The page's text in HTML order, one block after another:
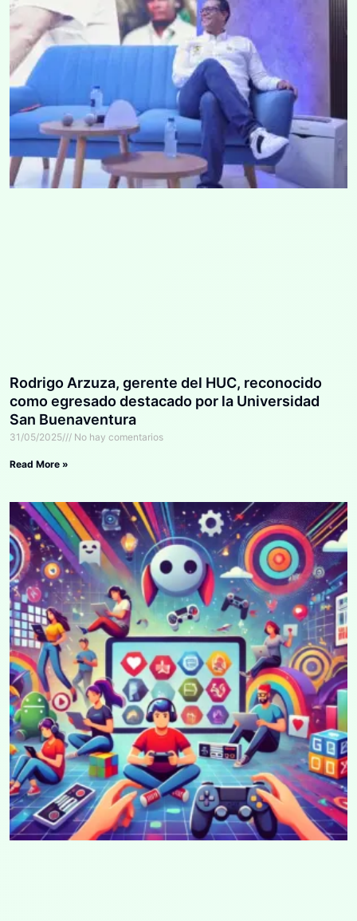
Rodrigo Arzuza, gerente del HUC, reconocido
como egresado destacado por la Universidad
San Buenaventura
31/05/2025 No hay comentarios
Read More »